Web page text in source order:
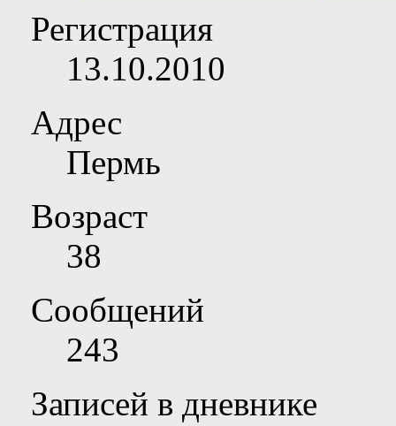
Регистрация
13.10.2010
Адрес
Пермь
Возраст
38
Сообщений
243
Записей в дневнике